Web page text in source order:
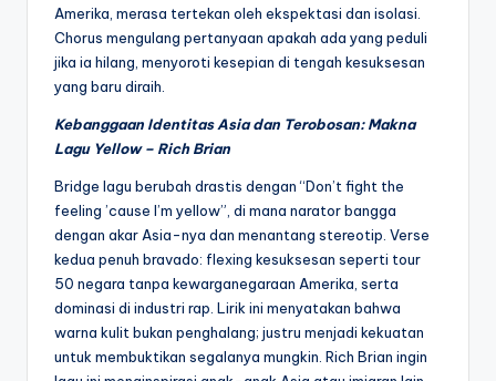
Amerika, merasa tertekan oleh ekspektasi dan isolasi.
Chorus mengulang pertanyaan apakah ada yang peduli
jika ia hilang, menyoroti kesepian di tengah kesuksesan
yang baru diraih.
Kebanggaan Identitas Asia dan Terobosan: Makna
Lagu Yellow – Rich Brian
Bridge lagu berubah drastis dengan “Don’t fight the
feeling ’cause I’m yellow”, di mana narator bangga
dengan akar Asia-nya dan menantang stereotip. Verse
kedua penuh bravado: flexing kesuksesan seperti tour
50 negara tanpa kewarganegaraan Amerika, serta
dominasi di industri rap. Lirik ini menyatakan bahwa
warna kulit bukan penghalang; justru menjadi kekuatan
untuk membuktikan segalanya mungkin. Rich Brian ingin